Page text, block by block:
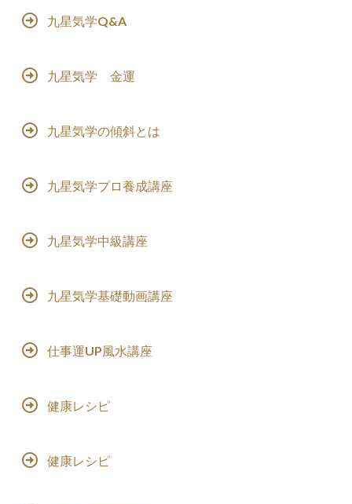
九星気学Q&A
九星気学 金運
九星気学の傾斜とは
九星気学プロ養成講座
九星気学中級講座
九星気学基礎動画講座
仕事運UP風水講座
健康レシピ
健康レシピ